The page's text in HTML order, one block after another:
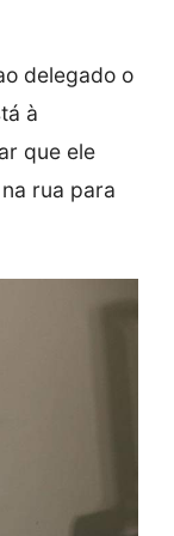
delegado o
à
que ele
rua para